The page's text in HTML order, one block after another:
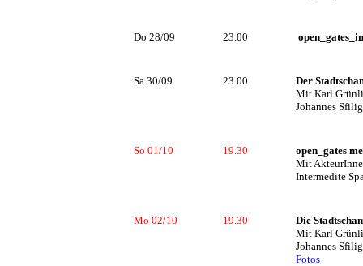
Do 28/09 23.00
Sa 30/09 23.00
Der
Mit Karl
Johannes
So 01/10 19.30
open_gates
Mit
Intermedite
Mo 02/10 19.30
Die
Mit Karl
Johannes
Fotos